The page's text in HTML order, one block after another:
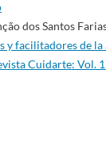
dos Santos
y facilitadores de
Cuidarte: Vol.